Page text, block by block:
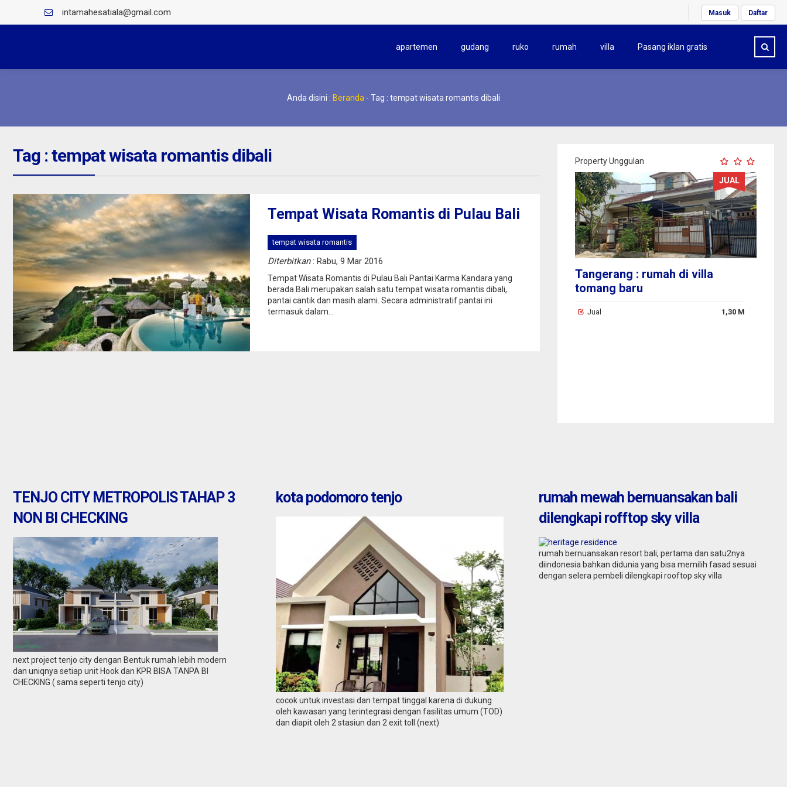
intamahesatiala@gmail.com Masuk Daftar
apartemen gudang ruko rumah villa Pasang iklan gratis
Anda disini : Beranda - Tag : tempat wisata romantis dibali
Tag : tempat wisata romantis dibali
Tempat Wisata Romantis di Pulau Bali
tempat wisata romantis
Diterbitkan: Rabu, 9 Mar 2016
Tempat Wisata Romantis di Pulau Bali Pantai Karma Kandara yang
berada Bali merupakan salah satu tempat wisata romantis dibali,
pantai cantik dan masih alami. Secara administratif pantai ini
termasuk dalam...
Property Unggulan
banten : Dijual Bengkel /
Gudang di pinggir jalan raya
serang
JUAL
Tangerang : rumah di villa
tomang baru
Jual 1,30 M
TENJO CITY METROPOLIS TAHAP 3
NON BI CHECKING
next project tenjo city dengan Bentuk rumah lebih modern
dan uniqnya setiap unit Hook dan KPR BISA TANPA BI
CHECKING ( sama seperti tenjo city)
kota podomoro tenjo
cocok untuk investasi dan tempat tinggal karena di dukung
oleh kawasan yang terintegrasi dengan fasilitas umum (TOD)
dan diapit oleh 2 stasiun dan 2 exit toll (next)
rumah mewah bernuansakan bali
dilengkapi rofftop sky villa
rumah bernuansakan resort bali, pertama dan satu2nya
diindonesia bahkan didunia yang bisa memilih fasad sesuai
dengan selera pembeli dilengkapi rooftop sky villa